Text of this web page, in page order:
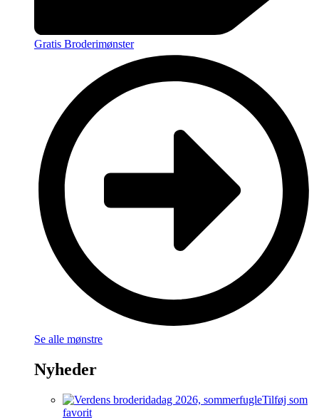
Gratis Broderimønster
Se alle mønstre
Nyheder
Tilføj som
favorit